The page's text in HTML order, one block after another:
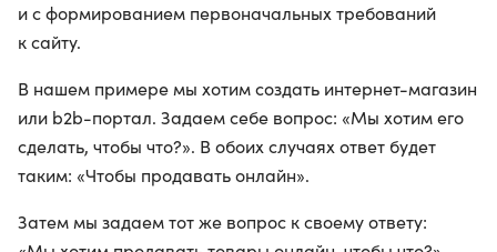
и с формированием первоначальных требований
к сайту.
В нашем примере мы хотим создать интернет-магазин
или b2b-портал. Задаем себе вопрос: «Мы хотим его
сделать, чтобы что?». В обоих случаях ответ будет
таким: «Чтобы продавать онлайн».
Затем мы задаем тот же вопрос к своему ответу: